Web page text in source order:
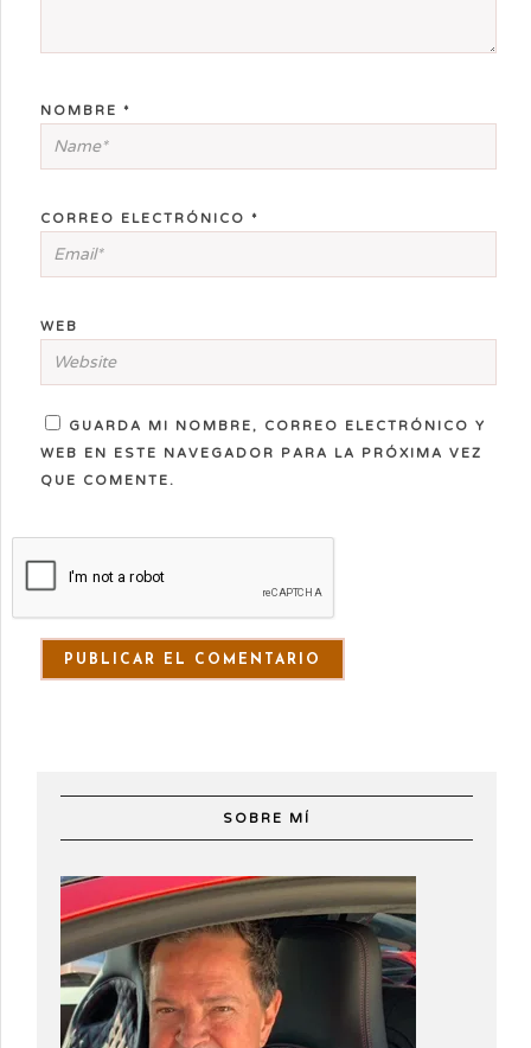
NOMBRE *
CORREO ELECTRÓNICO *
WEB
GUARDA MI NOMBRE, CORREO ELECTRÓNICO Y
WEB EN ESTE NAVEGADOR PARA LA PRÓXIMA VEZ
QUE COMENTE.
SOBRE MÍ